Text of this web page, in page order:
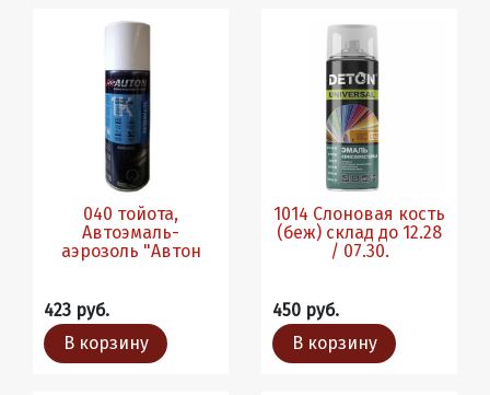
040 тойота,
Автоэмаль-
аэрозоль "Автон
423 руб.
В корзину
1014 Слоновая кость
(беж) склад до 12.28
/ 07.30.
450 руб.
В корзину